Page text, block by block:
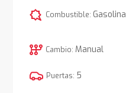
comic_bubble Combustible: Gasolina
auto_transmission Cambio: Manual
Puertas: 5